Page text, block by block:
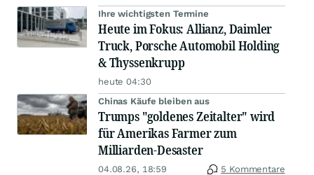
Ihre wichtigsten Termine
Heute im Fokus: Allianz, Daimler
Truck, Porsche Automobil Holding
& Thyssenkrupp
heute 04:30
Chinas Käufe bleiben aus
Trumps "goldenes Zeitalter" wird
für Amerikas Farmer zum
Milliarden-Desaster
04.08.26, 18:59 5 Kommentare